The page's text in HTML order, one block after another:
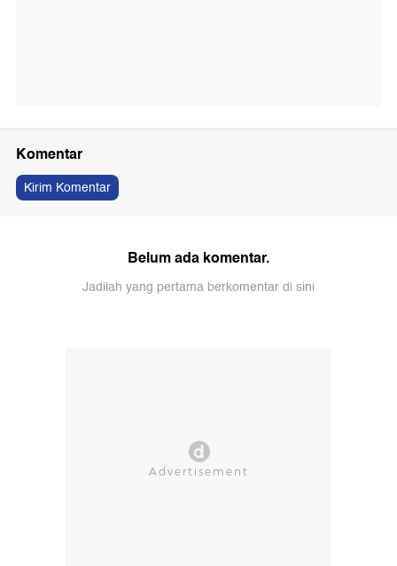
Komentar
Kirim Komentar
Belum ada komentar.
Jadilah yang pertama berkomentar di sini